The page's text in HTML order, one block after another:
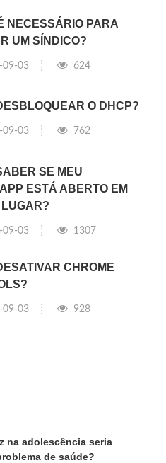
NECESSÁRIO PARA
UM SÍNDICO?
09-03 624
O DHCP?
09-03 762
SE MEU
ESTÁ ABERTO EM
09-03 1307
CHROME
09-03 928
na adolescência seria
de saúde?